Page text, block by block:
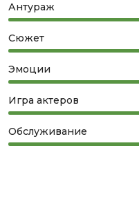
Антураж
Сюжет
Эмоции
Игра актеров
Обслуживание